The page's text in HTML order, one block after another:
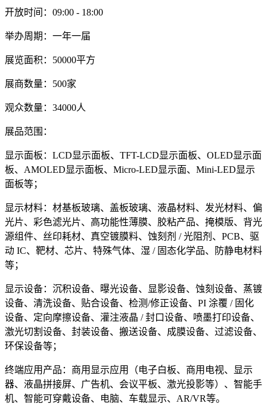
开放时间：09:00 - 18:00
举办周期：一年一届
展览面积：50000平方
展商数量：500家
观众数量：34000人
展品范围：
显示面板：LCD显示面板、TFT-LCD显示面板、OLED显示面
板、AMOLED显示面板、Micro-LED显示面、Mini-LED显示
面板等；
显示材料：材基板玻璃、盖板玻璃、液晶材料、发光材料、偏
光片、彩色滤光片、高功能性薄膜、胶粘产品、掩模版、背光
源组件、丝印耗材、真空镀膜料、蚀刻剂 / 光阻剂、PCB、驱
动 IC、靶材、芯片、特殊气体、湿 / 固态化学品、防静电材料
等；
显示设备：沉积设备、曝光设备、显影设备、蚀刻设备、蒸镀
设备、清洗设备、贴合设备、检测/修正设备、PI 涂覆 / 固化
设备、定向摩擦设备、灌注液晶 / 封口设备、喷墨打印设备、
激光切割设备、封装设备、搬送设备、成膜设备、过滤设备、
环保设备等；
终端应用产品：商用显示应用（电子白板、商用电视、显示
器、液晶拼接屏、广告机、会议平板、激光投影等）、智能手
机、智能可穿戴设备、电脑、车载显示、AR/VR等。